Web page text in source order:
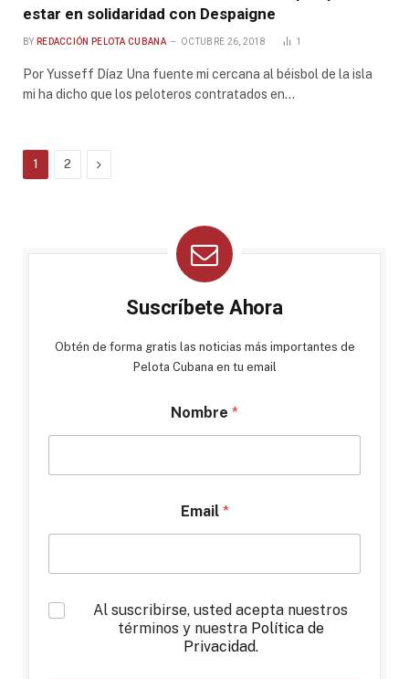
estar en solidaridad con Despaigne
BY REDACCIÓN PELOTA CUBANA OCTUBRE 26, 2018 1
Por Yusseff Díaz Una fuente mi cercana al béisbol de la isla
mi ha dicho que los peloteros contratados en…
1 2 Next
Suscríbete Ahora
Obtén de forma gratis las noticias más importantes de
Pelota Cubana en tu email
Nombre *
Email *
*
Al suscribirse, usted acepta nuestros
términos y nuestra Política de
Privacidad.